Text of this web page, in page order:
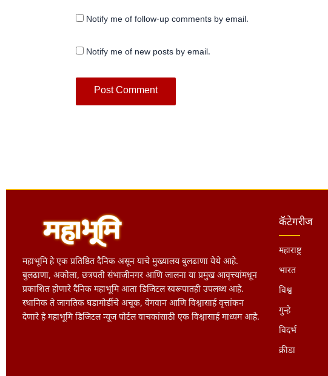
Notify me of follow-up comments by email.
Notify me of new posts by email.
महाभूमि हे एक प्रतिष्ठित दैनिक असून याचे मुख्यालय बुलढाणा येथे आहे.
बुलढाणा, अकोला, छत्रपती संभाजीनगर आणि जालना या प्रमुख आवृत्त्यांमधून
प्रकाशित होणारे दैनिक महाभूमि आता डिजिटल स्वरूपातही उपलब्ध आहे.
स्थानिक ते जागतिक घडामोडींचे अचूक, वेगवान आणि विश्वासार्ह वृत्तांकन
देणारे हे महाभूमि डिजिटल न्यूज पोर्टल वाचकांसाठी एक विश्वासार्ह माध्यम आहे.
कॅटेगरीज
महाराष्ट्र
भारत
विश्व
गुन्हे
विदर्भ
क्रीडा